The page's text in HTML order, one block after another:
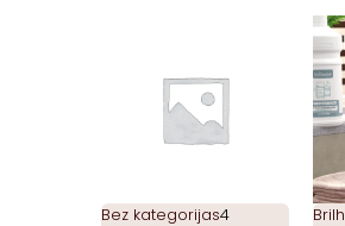
Bez kategorijas4